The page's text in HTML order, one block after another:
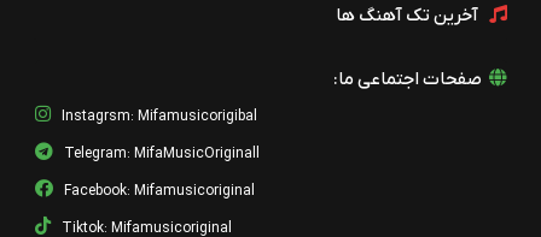
آخرین تک آهنگ ها
صفحات اجتماعی ما:
Instagrsm: Mifamusicorigibal
Telegram: MifaMusicOriginall
Facebook: Mifamusicoriginal
Tiktok: Mifamusicoriginal